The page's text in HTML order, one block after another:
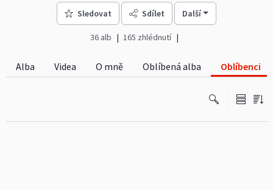
Sledovat Sdílet Další
36 alb 165 zhlédnutí
Alba Videa O mně Oblíbená alba Oblíbenci